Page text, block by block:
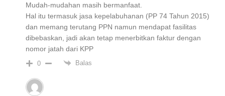
Mudah-mudahan masih bermanfaat.
Hal itu termasuk jasa kepelabuhanan (PP 74 Tahun 2015)
dan memang terutang PPN namun mendapat fasilitas
dibebaskan, jadi akan tetap menerbitkan faktur dengan
nomor jatah dari KPP
0 Balas